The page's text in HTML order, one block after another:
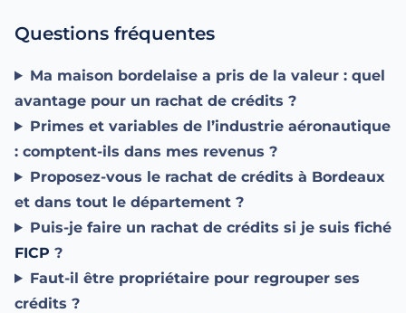
Questions fréquentes
Ma maison bordelaise a pris de la valeur : quel
avantage pour un rachat de crédits ?
Primes et variables de l’industrie aéronautique
: comptent-ils dans mes revenus ?
Proposez-vous le rachat de crédits à Bordeaux
et dans tout le département ?
Puis-je faire un rachat de crédits si je suis fiché
FICP ?
Faut-il être propriétaire pour regrouper ses
crédits ?